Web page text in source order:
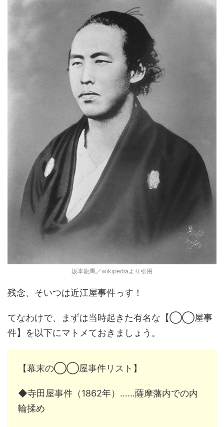
坂本龍馬／wikipediaより引用
残念、そいつは近江屋事件っす！
てなわけで、まずは当時起きた有名な【◯◯屋事
件】を以下にマトメておきましょう。
【幕末の◯◯屋事件リスト】
◆寺田屋事件（1862年）……薩摩藩内での内
輪揉め